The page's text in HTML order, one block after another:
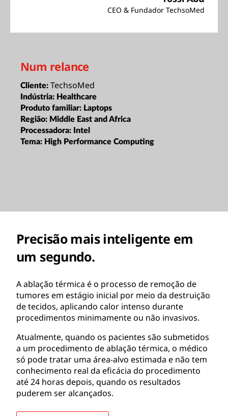
CEO & Fundador TechsoMed
Num relance
Cliente: TechsoMed
Indústria: Healthcare
Produto familiar: Laptops
Região: Middle East and Africa
Processadora: Intel
Tema: High Performance Computing
Precisão mais inteligente em
um segundo.
A ablação térmica é o processo de remoção de
tumores em estágio inicial por meio da destruição
de tecidos, aplicando calor intenso durante
procedimentos minimamente ou não invasivos.
Atualmente, quando os pacientes são submetidos
a um procedimento de ablação térmica, o médico
só pode tratar uma área-alvo estimada e não tem
conhecimento real da eficácia do procedimento
até 24 horas depois, quando os resultados
puderem ser alcançados.